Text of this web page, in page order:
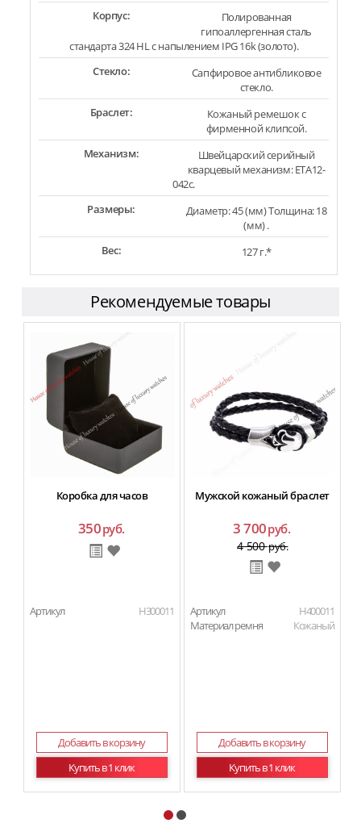
Корпус:
Полированная
гипоаллергенная сталь
стандарта 324 HL с напылением IPG 16k (золото).
Стекло:
Сапфировое антибликовое
стекло.
Браслет:
Кожаный ремешок с
фирменной клипсой.
Механизм:
Швейцарский серийный
кварцевый механизм: ETA12-
042c.
Размеры:
Диаметр: 45 (мм) Толщина: 18
(мм) .
Вес:
127 г.*
Рекомендуемые товары
Коробка для часов
350руб.
Артикул H300011
Добавить в корзину
Купить в 1 клик
Мужской кожаный браслет
3 700руб.
4 500руб.
Артикул
H400011
Материал ремня
Кожаный
Добавить в корзину
Купить в 1 клик